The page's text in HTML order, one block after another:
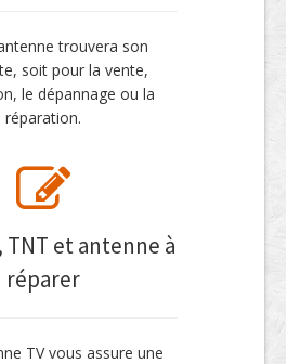
trouvera son
soit pour la vente,
le dépannage ou la
réparation.
TNT et antenne à
réparer
TV vous assure une